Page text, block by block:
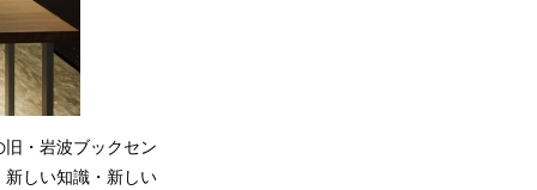
・岩波ブックセン
新しい知識・新しい